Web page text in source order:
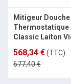
Mitigeur Douche
Thermostatique
Classic Laiton
568,34 €(TTC)
677,40 €